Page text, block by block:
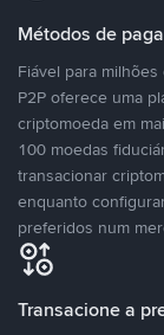
Métodos de
Fiável para
P2P oferece uma
criptomoeda em
100 moedas
transacionar
enquanto
preferidos num
Transacione a